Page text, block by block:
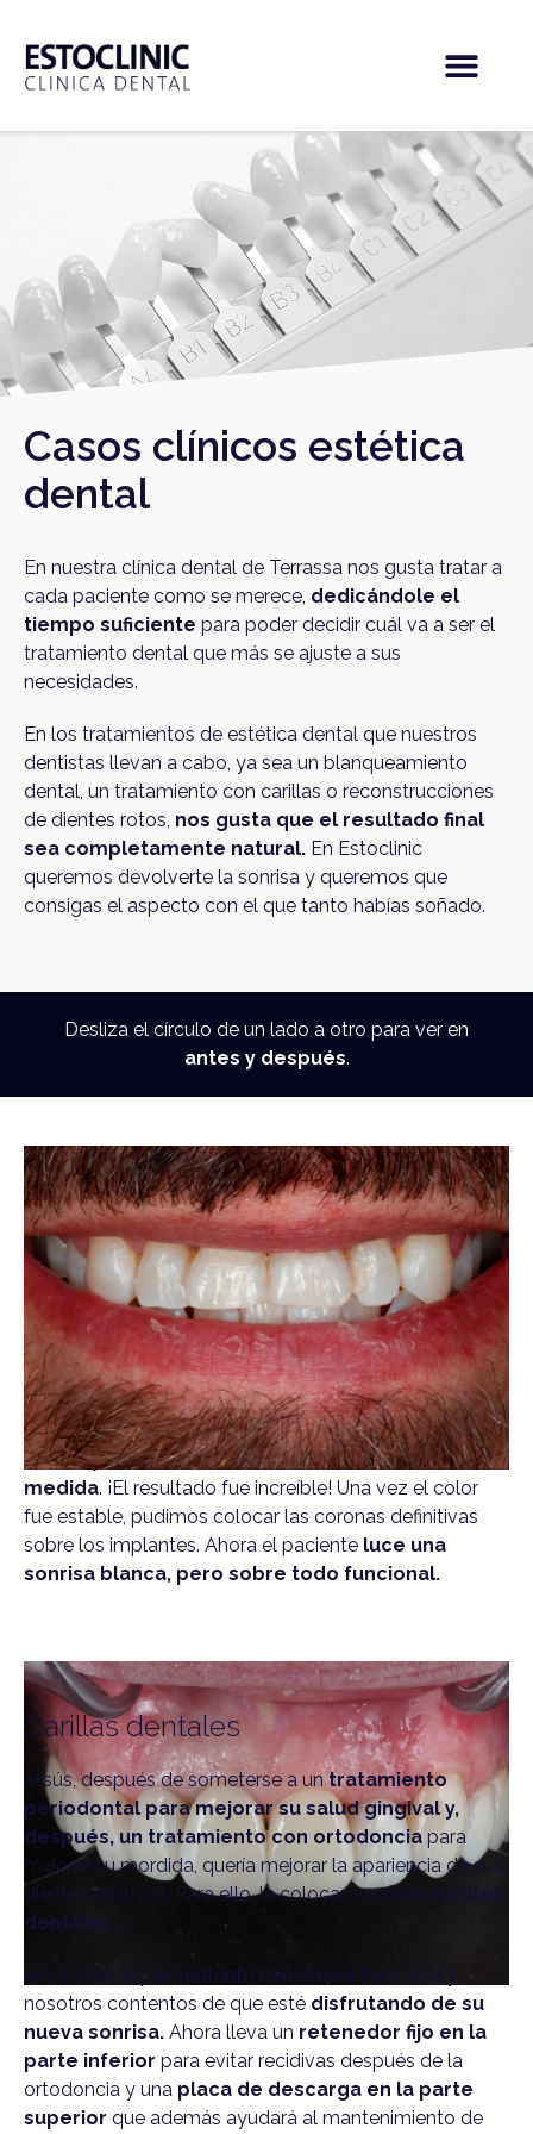
Casos clínicos estética
dental
En nuestra clínica dental de Terrassa nos gusta tratar a
cada paciente como se merece, dedicándole el
tiempo suficiente para poder decidir cuál va a ser el
tratamiento dental que más se ajuste a sus
necesidades.
En los tratamientos de estética dental que nuestros
dentistas llevan a cabo, ya sea un blanqueamiento
dental, un tratamiento con carillas o reconstrucciones
de dientes rotos, nos gusta que el resultado final
sea completamente natural. En Estoclinic
queremos devolverte la sonrisa y queremos que
consigas el aspecto con el que tanto habías soñado.
Desliza el círculo de un lado a otro para ver en
antes y después.
Blanqueamiento dental
Este paciente de 56 años llevaba 6 meses viniendo de
forma asidua a la clínica para tratamiento periodontal y
colocación de implantes.Previo a la realización de
las coronas sobre los implantes , le propusimos
hacer un blanqueamiento dental.
Citamos al paciente para hacerblanqueamiento en
clínica y en casa con unas férulas hechas a
medida. ¡El resultado fue increíble! Una vez el color
fue estable, pudimos colocar las coronas definitivas
sobre los implantes. Ahora el paciente luce una
sonrisa blanca, pero sobre todo funcional.
Carillas dentales
Jesús, después de someterse a untratamiento
periodontal para mejorar su salud gingival y,
después, un tratamiento con ortodoncia para
mejorar su mordida, quería mejorar la apariencia de sus
dientes incisivos. Para ello, le colocamos unas carillas
dentales.
Jesús está súper contento con el resultado final y
nosotros contentos de que esté disfrutando de su
nueva sonrisa. Ahora lleva un retenedor fijo en la
parte inferior para evitar recidivas después de la
ortodoncia y una placa de descarga en la parte
superior que además ayudará al mantenimiento de